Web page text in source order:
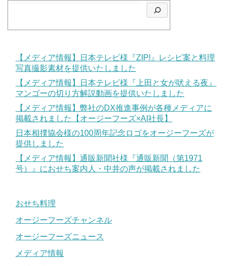
【メディア情報】日本テレビ様『ZIP!』レシピ案と料理
写真撮影素材を提供いたしました
【メディア情報】日本テレビ様『上田と女が吠える夜』
マンゴーの切り方解説動画を提供いたしました
【メディア情報】弊社のDX推進事例が各種メディアに
掲載されました【オージーフーズ×AI社長】
日本相撲協会様の100周年記念ロゴをオージーフーズが
提供しました
【メディア情報】通販新聞社様『通販新聞（第1971
号）』におせち案内人・中井の声が掲載されました
おせち料理
オージーフーズチャンネル
オージーフーズニュース
メディア情報